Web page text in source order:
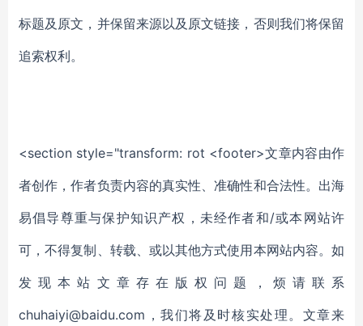
标题及原文，并保留来源以及原文链接，否则我们将保留
追索权利。
<section style="transform: rot <footer>文章内容由作
者创作，作者负责内容的真实性、准确性和合法性。出海
易倡导尊重与保护知识产权，未经作者和/或本网站许
可，不得复制、转载、或以其他方式使用本网站内容。如
发现本站文章存在版权问题，烦请联系
chuhaiyi@baidu.com，我们将及时核实处理。文章来